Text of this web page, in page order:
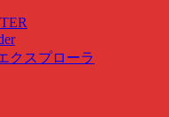
クスプローラ